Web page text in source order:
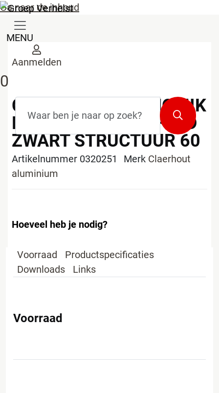
Ga naar de inhoud
MENU
Aanmelden
0
Zoekterm
Zoeken
CLAERHOUT EKONOMIK
DAKRAND GEMOFFELD
ZWART STRUCTUUR 60
Artikelnummer 0320251 Merk Claerhout
aluminium
Hoeveel heb je nodig?
Voorraad
Productspecificaties
Downloads
Links
Voorraad